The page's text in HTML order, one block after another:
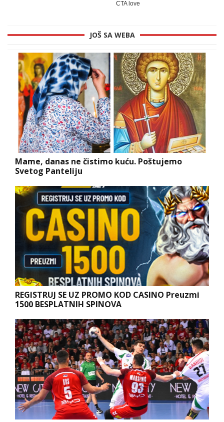
JOŠ SA WEBA
Mame, danas ne čistimo kuću. Poštujemo
Svetog Panteliju
REGISTRUJ SE UZ PROMO KOD CASINO Preuzmi
1500 BESPLATNIH SPINOVA